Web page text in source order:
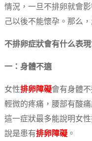
情況，一旦不排卵就會
己以後不能懷孕。那么
不排卵症狀會有什么表現
一：身體不適
女性排卵障礙會有身體
輕微的疼痛，腰部有酸
這一症狀最多能說明女
說是患有排卵障礙。